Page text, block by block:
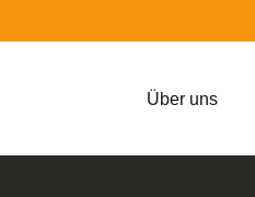
Über uns